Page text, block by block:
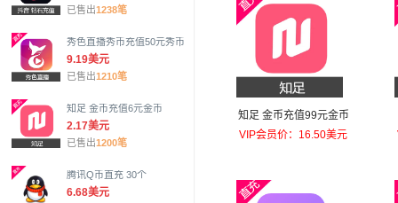
已售出1238笔
秀色直播秀币充值50元秀币
9.19美元
已售出1210笔
知足 金币充值6元金币
2.17美元
已售出1200笔
腾讯Q币直充 30个
6.68美元
知足 金币充值99元金币
VIP会员价：16.50美元